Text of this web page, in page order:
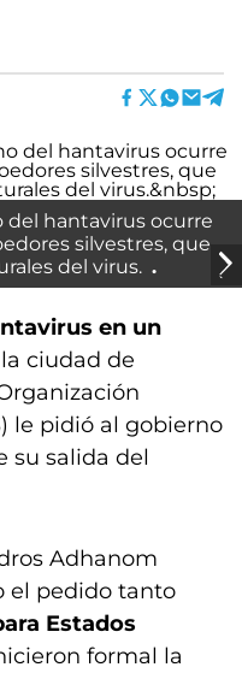
del hantavirus ocurre
silvestres, que
del virus.
en un
ciudad de
le pidió al gobierno
su salida del
Adhanom
el pedido tanto
Estados
formal la